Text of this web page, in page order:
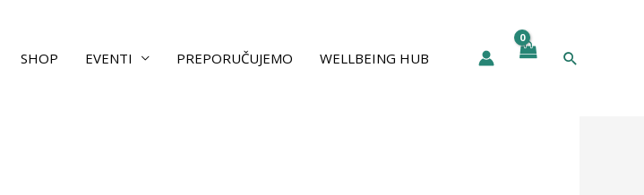
SHOP EVENTI PREPORUČUJEMO WELLBEING HUB Pretraga